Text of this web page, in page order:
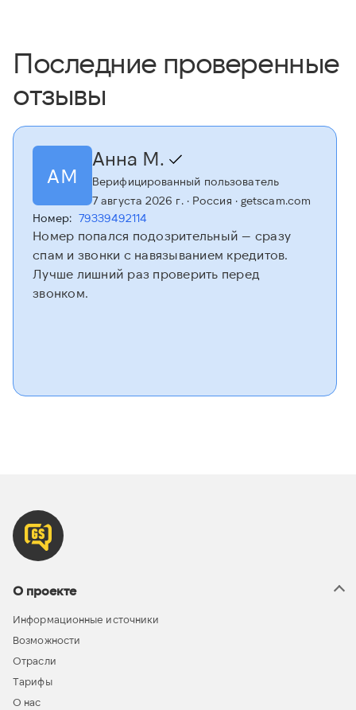
Последние проверенные
отзывы
АМ
Анна М.
Верифицированный пользователь
7 августа 2026 г.· Россия · getscam.com
Номер: 79339492114
Номер попался подозрительный — сразу
спам и звонки с навязыванием кредитов.
Лучше лишний раз проверить перед
звонком.
О проекте
Информационные источники
Возможности
Отрасли
Тарифы
О нас